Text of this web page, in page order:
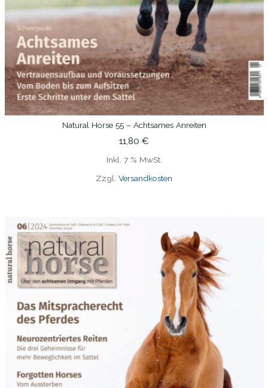
IN DEN WARENKORB
Natural Horse 55 – Achtsames Anreiten
11,80 €
Inkl. 7 % MwSt.
Zzgl. Versandkosten